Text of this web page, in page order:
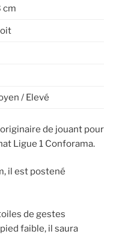
cm
/ Elevé
de jouant pour
Ligue 1 Conforama.
il est postené
de gestes
faible, il saura